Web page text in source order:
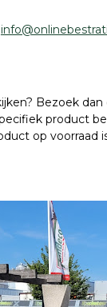
Bezoek
product
op voorraad